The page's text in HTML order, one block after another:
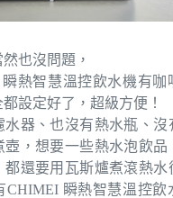
也沒問題，
熱智慧溫控飲水機有咖
設定好了，超級方便！
水器、也沒有熱水瓶、沒
壺，想要一些熱水泡飲品
都還要用瓦斯爐煮滾熱水
CHIMEI 瞬熱智慧溫控飲